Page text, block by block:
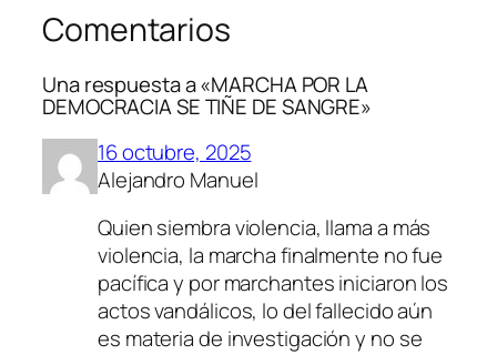
Comentarios
Una respuesta a «MARCHA POR LA
DEMOCRACIA SE TIÑE DE SANGRE»
16 octubre, 2025
Alejandro Manuel
Quien siembra violencia, llama a más
violencia, la marcha finalmente no fue
pacífica y por marchantes iniciaron los
actos vandálicos, lo del fallecido aún
es materia de investigación y no se